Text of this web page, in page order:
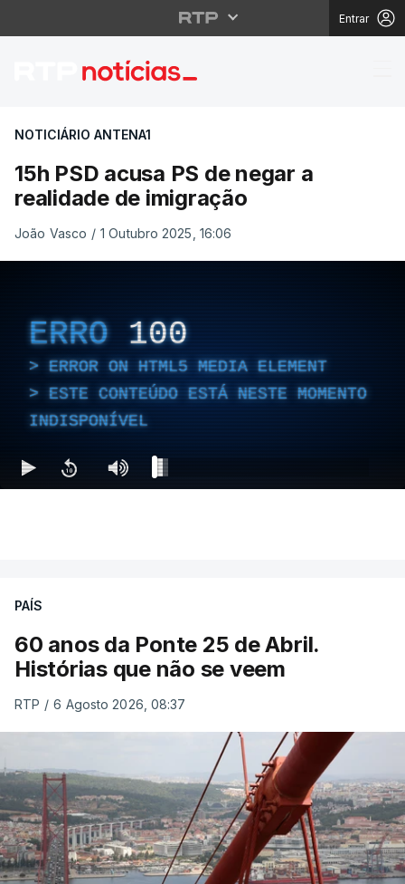
Entrar
15h PSD acusa PS
NOTICIÁRIO ANTENA1
15h PSD acusa PS de negar a
realidade de imigração
João Vasco / 1 Outubro 2025, 16:06
ERRO 100
ERROR ON HTML5 MEDIA ELEMENT
ESTE CONTEÚDO ESTÁ NESTE MOMENTO
INDISPONÍVEL
PAÍS
60 anos da Ponte 25 de Abril.
Histórias que não se veem
RTP / 6 Agosto 2026, 08:37